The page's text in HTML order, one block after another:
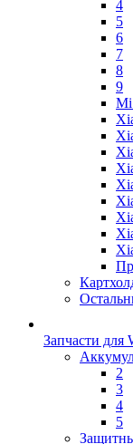
4
5
6
7
8
9
Mi
Запчасти для
2
3
4
5